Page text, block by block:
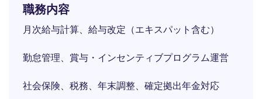
職務内容
月次給与計算、給与改定（エキスパット含む）
勤怠管理、賞与・インセンティブプログラム運営
社会保険、税務、年末調整、確定拠出年金対応